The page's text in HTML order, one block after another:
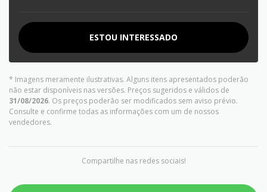
ESTOU INTERESSADO
* Imagens meramente ilustrativas. Alguns itens apresentados poderão
não estar disponíveis nas versões. Preços sugeridos e válidos de
31/08/2026. Os preços poderão ser modificados sem aviso prévio.
Consulte e confirme todas as informações com um de nossos
vendedores.
Compartilhe nas redes sociais!